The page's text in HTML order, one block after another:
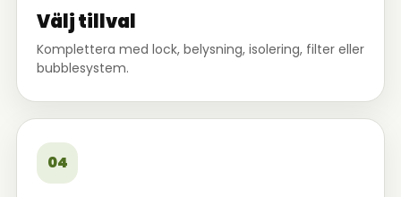
Välj tillval
Komplettera med lock, belysning, isolering, filter eller
bubblesystem.
04